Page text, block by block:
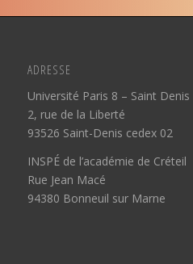
ADRESSE
Université Paris 8 – Saint Denis
2, rue de la Liberté
93526 Saint-Denis cedex 02
INSPÉ de l’académie de Créteil
Rue Jean Macé
94380 Bonneuil sur Marne